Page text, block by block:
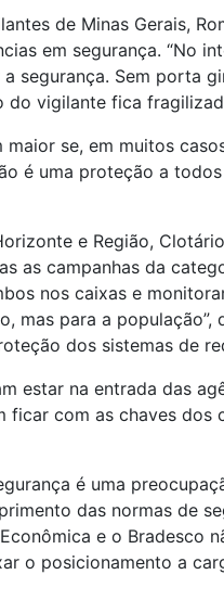
de Minas Gerais,
em segurança. “No
segurança. Sem porta
do vigilante fica
se, em muitos
é uma proteção a todos
e Região,
as campanhas da
nos caixas e
mas para a população”,
dos sistemas de
estar na entrada das
ficar com as chaves dos
é uma
das normas de
e o Bradesco
o posicionamento a